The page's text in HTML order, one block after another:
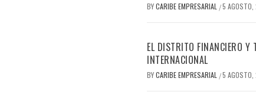
BYCARIBE EMPRESARIAL /5
EL DISTRITO FINANCIERO Y
INTERNACIONAL
BYCARIBE EMPRESARIAL /5